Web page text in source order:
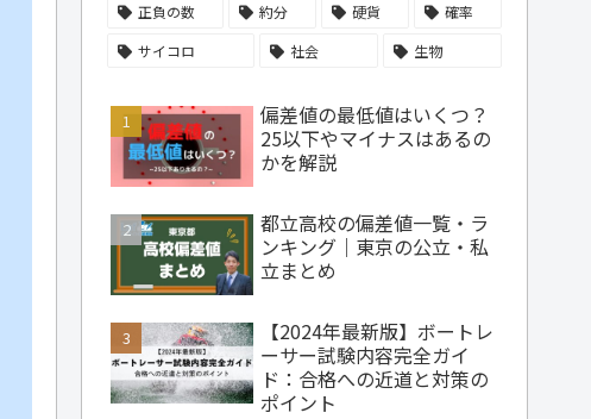
正負の数
約分 硬貨
確率
サイコロ
社会 生物
偏差値の最低値はいくつ？
25以下やマイナスはあるの
かを解説
都立高校の偏差値一覧・ラ
ンキング｜東京の公立・私
立まとめ
【2024年最新版】ボートレ
ーサー試験内容完全ガイ
ド：合格への近道と対策の
ポイント